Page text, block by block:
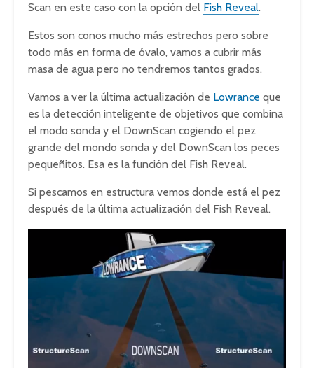
Scan en este caso con la opción del Fish Reveal.
Estos son conos mucho más estrechos pero sobre
todo más en forma de óvalo, vamos a cubrir más
masa de agua pero no tendremos tantos grados.
Vamos a ver la última actualización de Lowrance que
es la detección inteligente de objetivos que combina
el modo sonda y el DownScan cogiendo el pez
grande del mondo sonda y del DownScan los peces
pequeñitos. Esa es la función del Fish Reveal.
Si pescamos en estructura vemos donde está el pez
después de la última actualización del Fish Reveal.